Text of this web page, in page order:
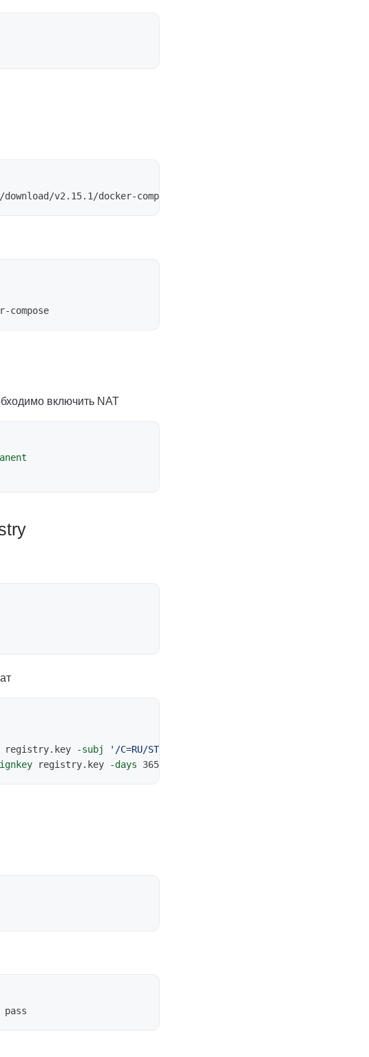
v2.15.1/docker-compose-linux-x86_64
включить NAT
registry.key -subj
'/C=RU/ST=Moscow/L=Moscow/O=Company/OU=IT/
registry.key -days